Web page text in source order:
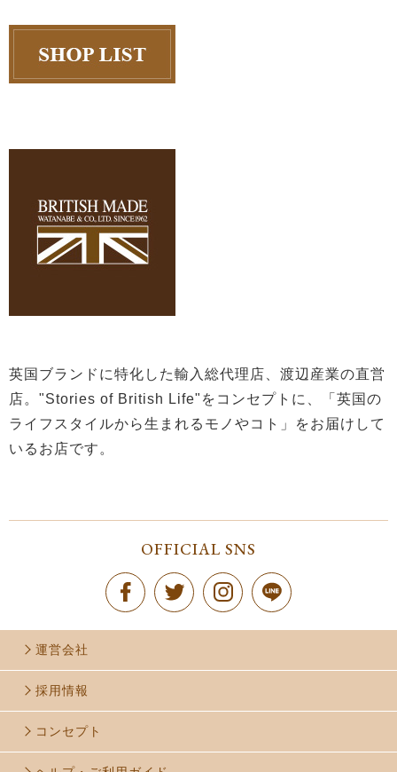
英国ブランドに特化した輸入総代理店、渡辺産業の直営
店。"Stories of British Life"をコンセプトに、「英国の
ライフスタイルから生まれるモノやコト」をお届けして
いるお店です。
OFFICIAL SNS
運営会社
採用情報
コンセプト